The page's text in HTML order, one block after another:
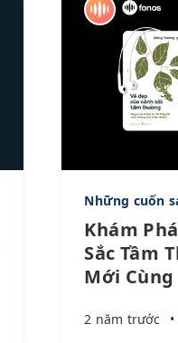
Những cuốn
Khám
Sắc Tầm
Mới Cùng
2 năm trước •